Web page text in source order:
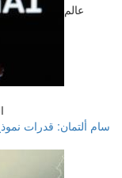
عالم
سام ألتمان: قدرات